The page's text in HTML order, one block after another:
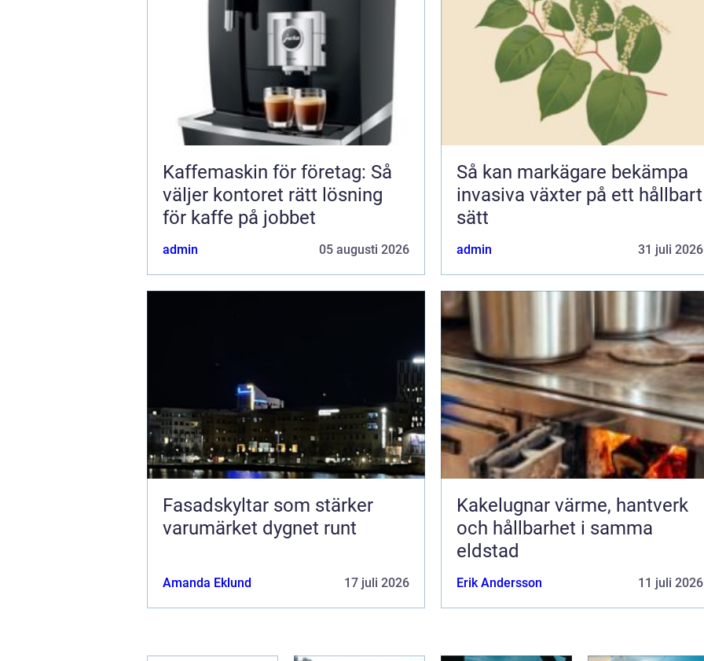
Kaffemaskin för företag: Så
väljer kontoret rätt lösning
för kaffe på jobbet
admin 05 augusti 2026
Så kan markägare bekämpa
invasiva växter på ett hållbart
sätt
admin 31 juli 2026
Fasadskyltar som stärker
varumärket dygnet runt
Amanda Eklund 17 juli 2026
Kakelugnar värme, hantverk
och hållbarhet i samma
eldstad
Erik Andersson 11 juli 2026